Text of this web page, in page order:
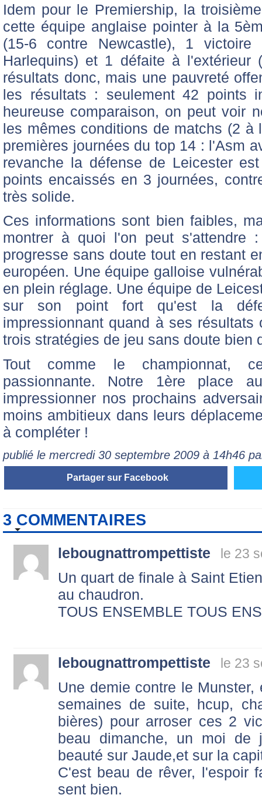
Idem pour le Premiership, la
cette équipe anglaise pointer à la
(15-6 contre Newcastle), 1
Harlequins) et 1 défaite à l'extérieur
résultats donc, mais une pauvreté
les résultats : seulement 42 points
heureuse comparaison, on peut voir
les mêmes conditions de matchs (2 à
premières journées du top 14 : l'Asm
revanche la défense de Leicester
points encaissés en 3 journées,
très solide.
Ces informations sont bien faibles,
montrer à quoi l'on peut s'attendre
progresse sans doute tout en restant
européen. Une équipe galloise
en plein réglage. Une équipe de
sur son point fort qu'est la
impressionnant quand à ses
trois stratégies de jeu sans doute bien
Tout comme le championnat,
passionnante. Notre 1ère place
impressionner nos prochains
moins ambitieux dans leurs
à compléter !
publié le mercredi 30 septembre 2009 à 14h46
Partager sur Facebook
3 COMMENTAIRES
lebougnattrompettiste le 23
Un quart de finale à Saint
au chaudron.
TOUS ENSEMBLE TOUS
lebougnattrompettiste le 23
Une demie contre le
semaines de suite, hcup,
bières) pour arroser ces 2
beau dimanche, un moi
beauté sur Jaude,et sur la
C'est beau de rêver, l'espoir
sent bien.